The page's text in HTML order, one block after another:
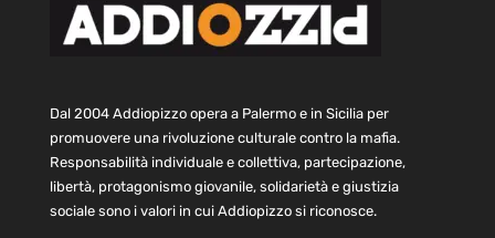
Dal 2004 Addiopizzo opera a Palermo e in Sicilia per
promuovere una rivoluzione culturale contro la mafia.
Responsabilità individuale e collettiva, partecipazione,
libertà, protagonismo giovanile, solidarietà e giustizia
sociale sono i valori in cui Addiopizzo si riconosce.